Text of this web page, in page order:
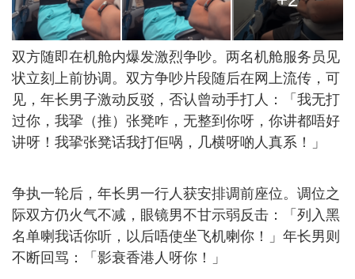
双方随即在机舱内爆发激烈争吵。两名机舱服务员见
状立刻上前协调。双方争吵片段随后在网上流传，可
见，年长男子激动反驳，否认曾动手打人：「我无打
过你，我㧬（推）张凳咋，无整到你呀，你讲都唔好
讲呀！我㧬张凳话我打佢㖞，几横呀啲人真系！」
争执一轮后，年长男一行人获安排调前座位。调位之
际双方仍火气不减，眼镜男不甘示弱反击：「列入黑
名单喇我话你听，以后唔使坐飞机喇你！」年长男则
不断回骂：「影衰香港人呀你！」